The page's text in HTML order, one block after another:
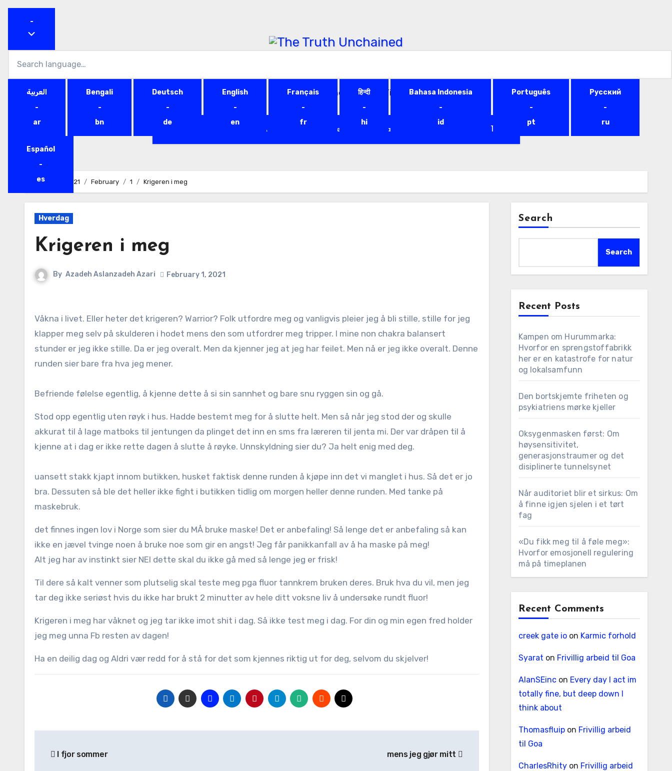
Freeing Voices, One Truth at a Time
About Me Hjertesaker Brand
Home 2021 February 1 Krigeren i meg
Hverdag
Krigeren i meg
By Azadeh Aslanzadeh Azari February 1, 2021
Våkna i livet. Eller heter det krigeren? Warrior? Folk utfordre meg og vanligvis pleier jeg å bli stille, stille for jeg
klapper meg selv på skulderen i hodet mens den som utfordrer meg tripper. I mine non chakra balansert
stunder er jeg ikke stille. Da er jeg overalt. Men da kjenner jeg at jeg har feilet. Men nå er jeg ikke overalt. Denne
runden sier bare fra hva jeg mener.
Befriende følelse egentlig, å kjenne dette å si sin sannhet og bare snu ryggen sin og gå.
Stod opp egentlig uten røyk i hus. Hadde bestemt meg for å slutte helt. Men så når jeg stod der og skulle
akkurat til å lage matboks til jentungen da plinget det inn en sms fra læreren til jenta mi. Der var dråpen til å
kjenne at i dag er ikke rette dagen å slutte å røyke. Unnskyldning sier du? Ja helt enig med deg.
uansett stakk kjapt innom butikken, husket faktisk denne runden å kjøpe inn det vi manglet i hus. Så det er jo
bra. Dessuten så ble det heller ikke fight i butikken tidlig om morgen heller denne runden. Med tanke på
maskebruk.
det finnes ingen lov i Norge som sier du MÅ bruke maske! Det er anbefaling! Så lenge det er anbefaling så kan
ikke en jævel tvinge noen å bruke noe som gir en angst! Jeg får panikkanfall av å ha maske på meg!
Alt jeg har av instinkt sier NEI dette skal du ikke gå med så lenge jeg er frisk!
Til dere så kalt venner som plutselig skal teste meg pga fluor tannkrem bruken deres. Bruk hva du vil, men jeg
tar deg ikke seriøst hvis du ikke har brukt 2 minutter av hele ditt voksne liv å undersøke rundt fluor!
Krigeren i meg har våknet og jeg tar ikke imot shit i dag. Så ikke test meg i dag. For din og min egen fred holder
jeg meg unna Fb resten av dagen!
Ha en deilig dag og Aldri vær redd for å stå for det som kjennes riktig ut for deg, selvom du skjelver!
I fjor sommer mens jeg gjør mitt
Search
Search
Recent Posts
Kampen om Hurummarka:
Hvorfor en sprengstoffabrikk
her er en katastrofe for natur
og lokalsamfunn
Den bortskjemte friheten og
psykiatriens mørke kjeller
Oksygenmasken først: Om
høysensitivitet,
generasjonstraumer og det
disiplinerte tunnelsynet
Når auditoriet blir et sirkus: Om
å finne igjen sjelen i et tørt
fag
«Du fikk meg til å føle meg»:
Hvorfor emosjonell regulering
må på timeplanen
Recent Comments
creek gate ioon Karmic forhold
Syarat on Frivillig arbeid til Goa
AlanSEincon Every day I act im
totally fine, but deep down I
think about
Thomasfluipon Frivillig arbeid
til Goa
CharlesRhityon Frivillig arbeid
-
العربية
-
ar
Bengali
-
bn
Deutsch
-
de
English
-
en
Français
-
fr
हिन्दी
-
hi
Bahasa Indonesia
-
id
Português
-
pt
Русский
-
ru
Español
-
es